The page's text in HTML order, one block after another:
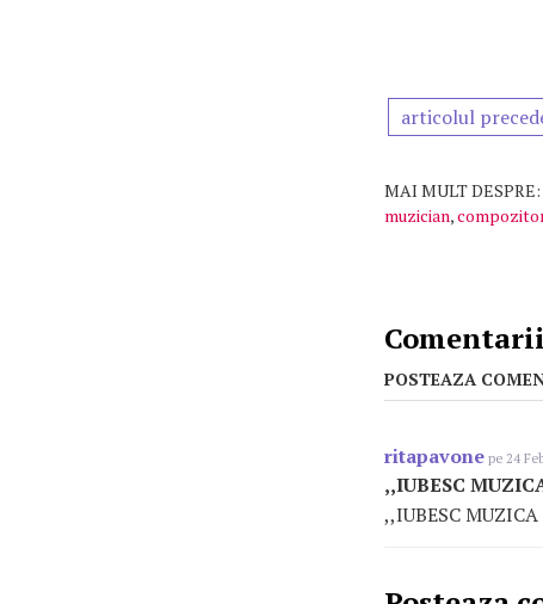
articolul
MAI MULT DESPRE:
muzician,
POSTEAZA
ritapavone pe 24
,,IUBESC
,,IUBESC MUZICA